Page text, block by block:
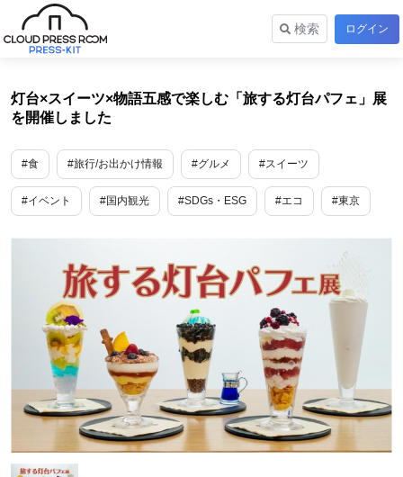
検索 ログイン
灯台×スイーツ×物語五感で楽しむ「旅する灯台パフェ」展
を開催しました
#食 #旅行/お出かけ情報 #グルメ #スイーツ
#イベント #国内観光 #SDGs・ESG #エコ #東京